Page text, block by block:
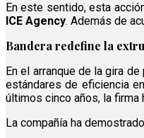
En este sentido, esta
ICE Agency. Además de
Bandera redefine la
En el arranque de la gira
estándares de eficiencia
últimos cinco años, la
La compañía ha